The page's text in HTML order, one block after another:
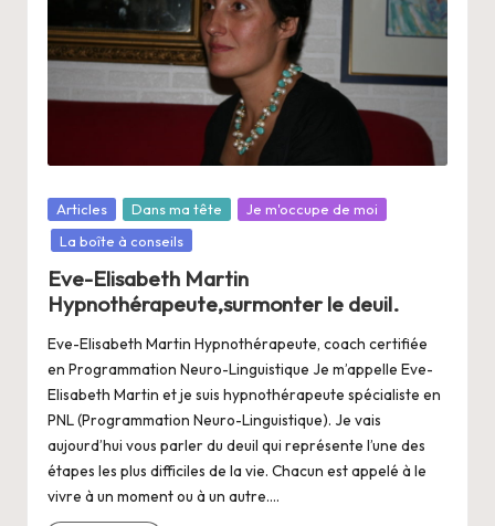
Posté
dans
Articles Dans ma tête
Je m'occupe de moi
La boîte à conseils
Eve-Elisabeth Martin
Hypnothérapeute,surmonter le deuil.
Eve-Elisabeth Martin Hypnothérapeute, coach certifiée
en Programmation Neuro-Linguistique Je m’appelle Eve-
Elisabeth Martin et je suis hypnothérapeute spécialiste en
PNL (Programmation Neuro-Linguistique). Je vais
aujourd’hui vous parler du deuil qui représente l’une des
étapes les plus difficiles de la vie. Chacun est appelé à le
vivre à un moment ou à un autre.…